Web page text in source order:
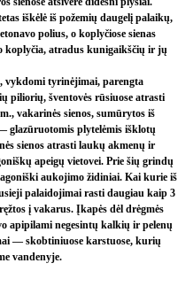
iškėlė iš požemių daugelį palaikų,
polius, o koplyčiose sienas
koplyčia, atradus kunigaikščių ir jų
vykdomi tyrinėjimai, parengta
piliorių, šventovės rūsiuose atrasti
vakarinės sienos, sumūrytos iš
glazūruotomis plytelėmis išklotų
sienos atrasti laukų akmenų ir
apeigų vietovei. Prie šių grindų
aukojimo židiniai. Kai kurie iš
palaidojimai rasti daugiau kaip 3
į vakarus. Įkapės dėl drėgmės
apipilami negesintų kalkių ir pelenų
— skobtiniuose karstuose, kurių
vandenyje.